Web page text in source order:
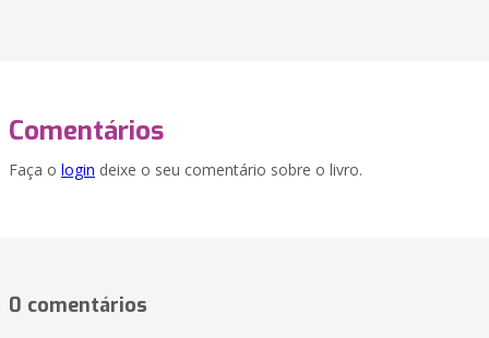
Comentários
Faça o login deixe o seu comentário sobre o livro.
0 comentários